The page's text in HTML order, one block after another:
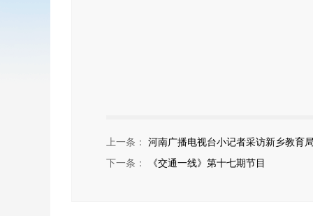
上一条： 河南广播电视台小记者采访新乡教育
下一条：
《交通一线》第十七期节目